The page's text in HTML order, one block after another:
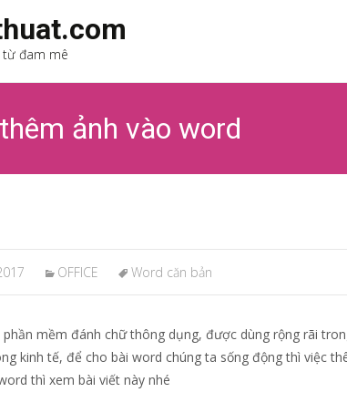
từ đam mê
ảnh vào word
OFFICE Word căn bản
mềm đánh chữ thông dụng, được dùng rộng rãi
kinh tế, để cho bài word chúng ta sống động thì việc
thì xem bài viết này nhé